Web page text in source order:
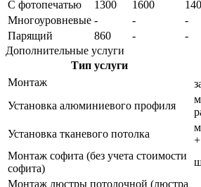
С фотопечатью
1300 1600
Многоуровневые - - -
Парящий
860 - -
Дополнительные услуги
Тип услуги
Монтаж
Установка алюминиевого профиля
Установка тканевого потолка
Монтаж софита (без учета стоимости
софита)
Монтаж люстры потолочной (люстра